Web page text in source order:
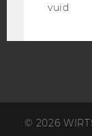
© 2026
vuid